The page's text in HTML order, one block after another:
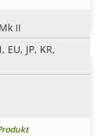
Cover
wann immer
II
EU, JP, KR,